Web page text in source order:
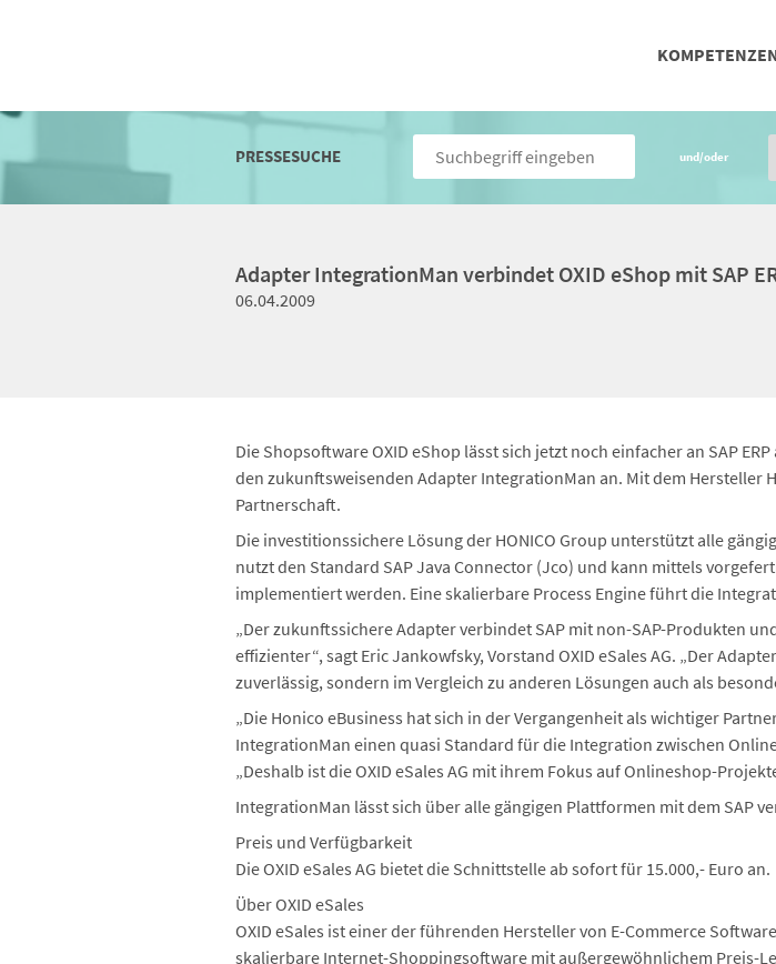
PRESSESUCHE und/oder
Adapter IntegrationMan verbindet OXID eShop mit SAP
06.04.2009
Die Shopsoftware OXID eShop lässt sich jetzt noch einfacher an SAP
den zukunftsweisenden Adapter IntegrationMan an. Mit dem Hersteller
Partnerschaft.
Die investitionssichere Lösung der HONICO Group unterstützt alle
nutzt den Standard SAP Java Connector (Jco) und kann mittels
implementiert werden. Eine skalierbare Process Engine führt die
„Der zukunftssichere Adapter verbindet SAP mit non-SAP-Produkten
effizienter“, sagt Eric Jankowfsky, Vorstand OXID eSales AG. „Der
zuverlässig, sondern im Vergleich zu anderen Lösungen auch als
„Die Honico eBusiness hat sich in der Vergangenheit als wichtiger
IntegrationMan einen quasi Standard für die Integration zwischen
„Deshalb ist die OXID eSales AG mit ihrem Fokus auf Onlineshop-
IntegrationMan lässt sich über alle gängigen Plattformen mit dem SAP
Preis und Verfügbarkeit
Die OXID eSales AG bietet die Schnittstelle ab sofort für 15.000,- Euro an.
Über OXID eSales
OXID eSales ist einer der führenden Hersteller von E-Commerce
skalierbare Internet-Shoppingsoftware mit außergewöhnlichem Preis-